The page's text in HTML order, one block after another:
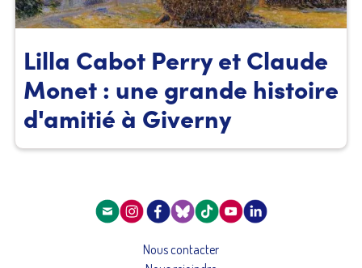
Lilla Cabot Perry et Claude
Monet : une grande histoire
d'amitié à Giverny
Nous contacter